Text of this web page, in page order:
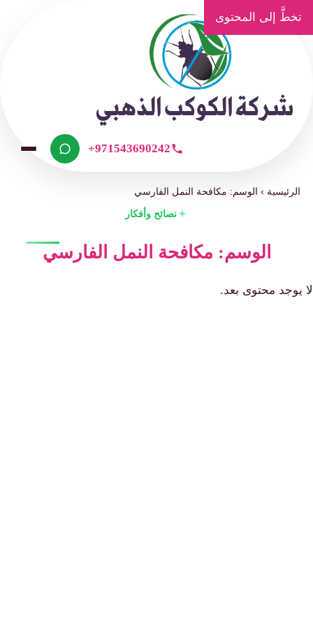
تخطَّ إلى المحتوى
+971543690242
الرئيسية ›الوسم: مكافحة النمل الفارسي
نصائح وأفكار
الوسم: مكافحة النمل الفارسي
لا يوجد محتوى بعد.